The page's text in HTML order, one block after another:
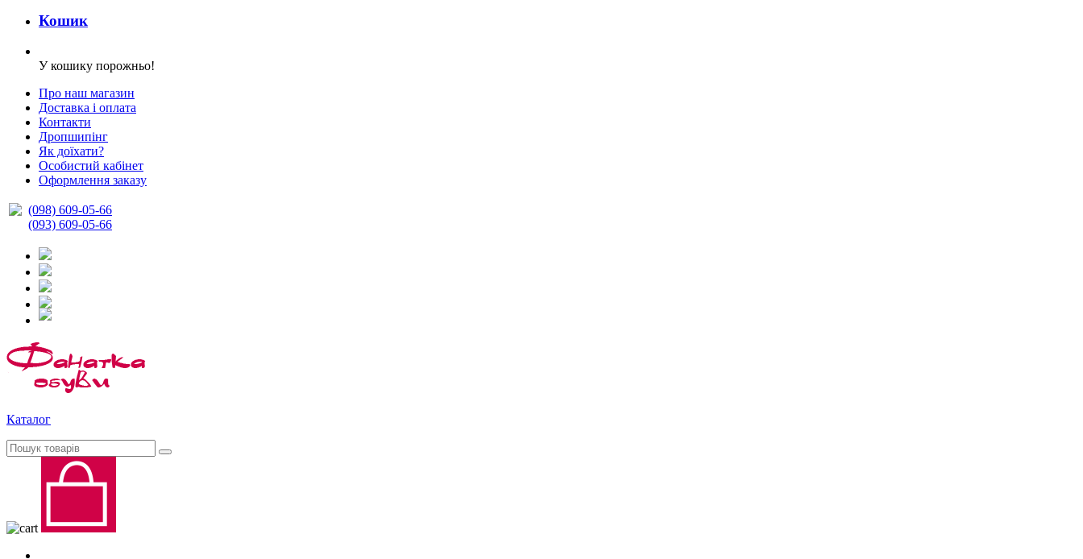
Кошик
У кошику порожньо!
Про наш магазин
Доставка і оплата
Контакти
Дропшипінг
Як доїхати?
Особистий кабінет
Оформлення заказу
(098) 609-05-66
(093) 609-05-66
Каталог